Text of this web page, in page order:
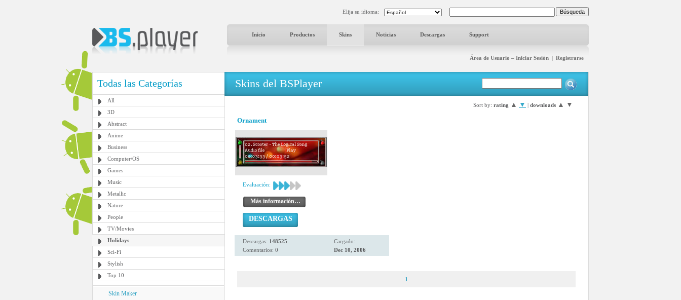
Elija su idioma:
Inicio Productos Skins Noticias Descargas Support
Área de Usuario – Iniciar Sesión | Registrarse
Todas las Categorías
All
3D
Abstract
Anime
Business
Computer/OS
Games
Music
Metallic
Nature
People
TV/Movies
Holidays
Sci-Fi
Stylish
Top 10
Skin Maker
Skins del BSPlayer
Sort by: rating ▲ ▼ | downloads ▲ ▼
Ornament
Evaluación:
Más información…
DESCARGAS
Descargas: 148525
Comentarios: 0
Cargado:
Dec 10, 2006
1